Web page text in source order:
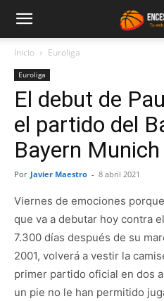
Inicio Euroliga
Euroliga
El debut de
el partido del
Bayern Munich
Por Javier Maestro - 8 abril 2021
Viernes de emociones
que va a debutar hoy contra
7.300 días después de su
2001, volverá a vestir la
primer partido oficial en dos
un pie no le han permitido